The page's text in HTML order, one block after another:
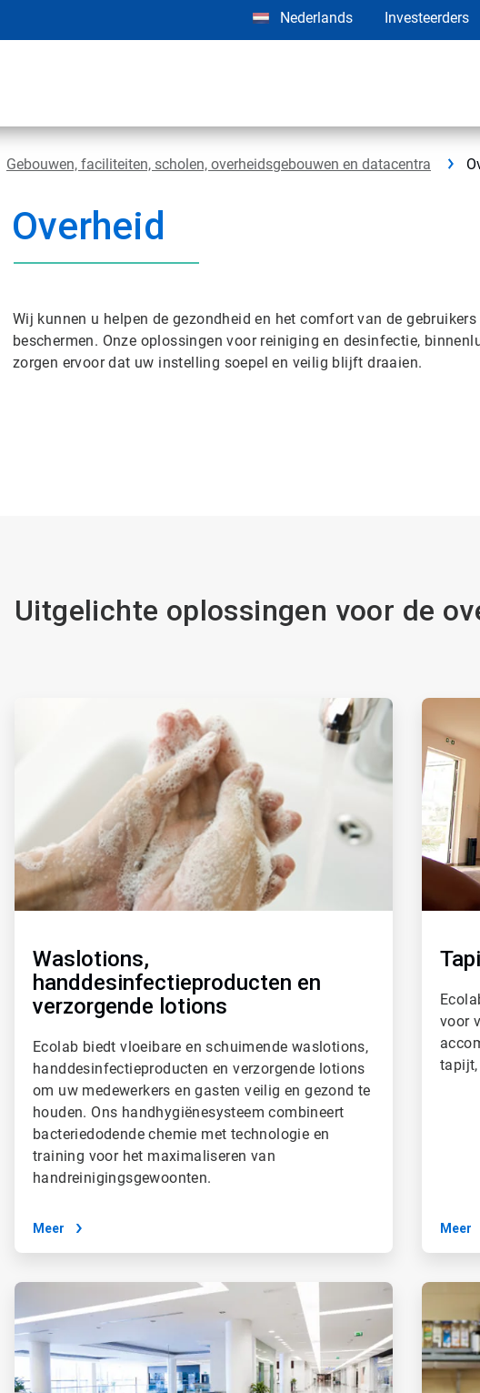
Nederlands Investeerders
Gebouwen, faciliteiten, scholen, overheidsgebouwen en datacentra
Overheid
Wij kunnen u helpen de gezondheid en het comfort van de
beschermen. Onze oplossingen voor reiniging en desinfectie,
zorgen ervoor dat uw instelling soepel en veilig blijft draaien.
Uitgelichte oplossingen voor de
Waslotions,
handdesinfectieproducten en
verzorgende lotions
Ecolab biedt vloeibare en schuimende waslotions,
handdesinfectieproducten en verzorgende lotions
om uw medewerkers en gasten veilig en gezond te
houden. Ons handhygiënesysteem combineert
bacteriedodende chemie met technologie en
training voor het maximaliseren van
handreinigingsgewoonten.
Meer
ArticleTile
4
voor
Meer
ArticleTile
ˑ
ArticleTile
ˑ
4